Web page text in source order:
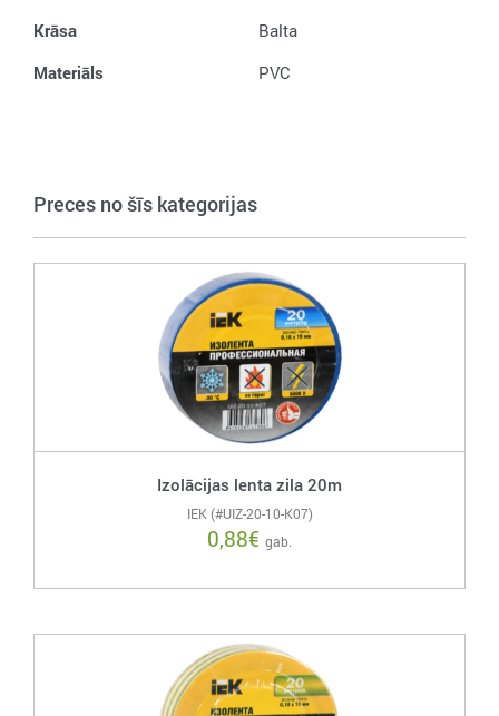
Krāsa
Balta
Materiāls
PVC
Preces no šīs kategorijas
Izolācijas lenta zila 20m
IEK (#UIZ-20-10-K07)
0,88€ gab.